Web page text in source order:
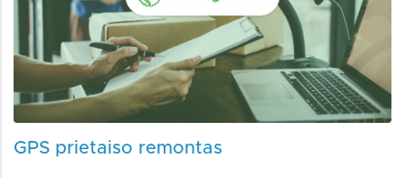
GPS prietaiso remontas